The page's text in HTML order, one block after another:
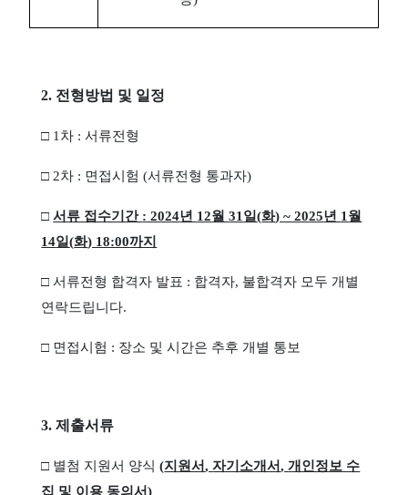
2. 전형방법 및 일정
□ 1 차 :서류전형
□ 2차 : 면접시험(서류전형 통과자)
□서류 접수기간 : 2024년 12월31 일(화) ~ 2025년 1 월
14일(화) 18:00까지
□서류전형 합격자 발표 : 합격자, 불합격자 모두 개별
연락드립니다.
□ 면접시험 : 장소 및 시간은 추후 개별 통보
3.제출서류
□ 별첨 지원서 양식 (지원서,자기소개서,개인정보 수
집 및 이용 동의서)